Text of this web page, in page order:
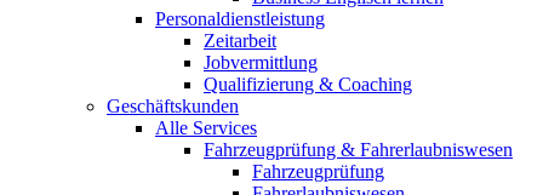
Personaldienstleistung
Zeitarbeit
Jobvermittlung
Qualifizierung & Coaching
Geschäftskunden
Alle Services
Fahrzeugprüfung & Fahrerlaubniswesen
Fahrzeugprüfung